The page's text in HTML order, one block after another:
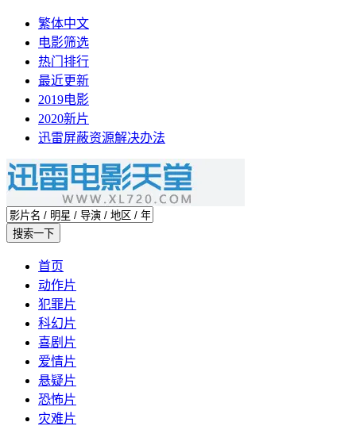
繁体中文
电影筛选
热门排行
最近更新
2019电影
2020新片
迅雷屏蔽资源解决办法
首页
动作片
犯罪片
科幻片
喜剧片
爱情片
悬疑片
恐怖片
灾难片